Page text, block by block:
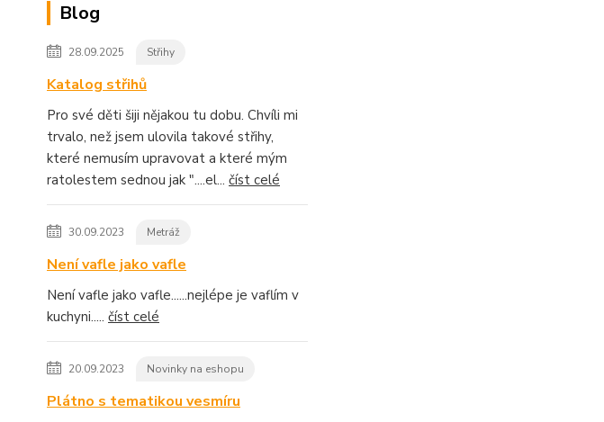
Blog
28.09.2025 Střihy
Katalog střihů
Pro své děti šiji nějakou tu dobu. Chvíli mi
trvalo, než jsem ulovila takové střihy,
které nemusím upravovat a které mým
ratolestem sednou jak "....el... číst celé
30.09.2023 Metráž
Není vafle jako vafle
Není vafle jako vafle......nejlépe je vaflím v
kuchyni..... číst celé
20.09.2023 Novinky na eshopu
Plátno s tematikou vesmíru